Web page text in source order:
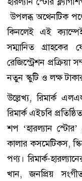
উপলব্ধ অথেনটিক
কিনলেই এই
সম্মানিত গ্রাহকের
রেজিস্ট্রেশন
নতুন স্কুটি ও লক্ষ
উল্লেখ্য, রিমার্ক
রিমার্ক এইচবি
শপ ‘হারল্যান
কালার কসমেটিকস,
পণ্য। রিমার্ক-
খান, জনপ্রিয়